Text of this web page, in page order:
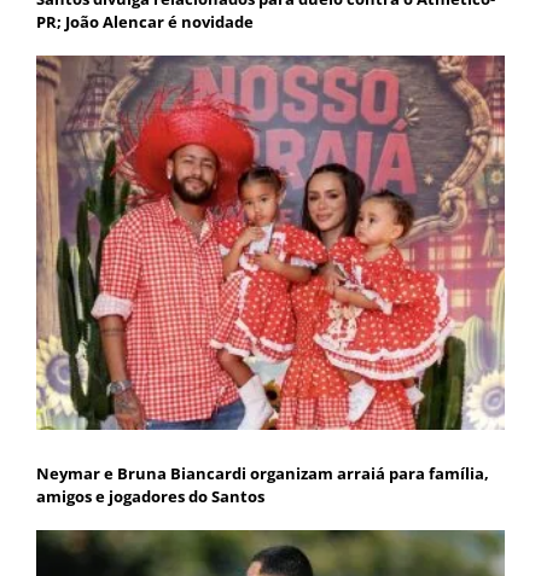
PR; João Alencar é novidade
Neymar e Bruna Biancardi organizam arraiá para família,
amigos e jogadores do Santos